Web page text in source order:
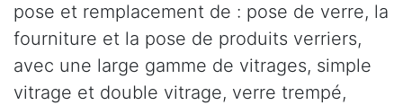
pose et remplacement de : pose de verre, la
fourniture et la pose de produits verriers,
avec une large gamme de vitrages, simple
vitrage et double vitrage, verre trempé,